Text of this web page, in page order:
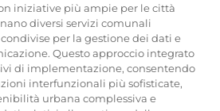
iniziative più ampie per le città
diversi servizi comunali
per la gestione dei dati e
Questo approccio integrato
di implementazione, consentendo
interfunzionali più sofisticate,
urbana complessiva e